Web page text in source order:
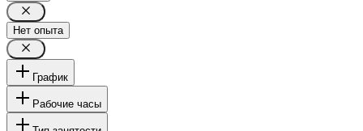
Нет опыта
График
Рабочие часы